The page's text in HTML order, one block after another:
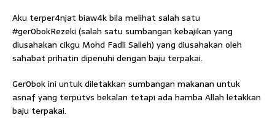
Aku terper4njat biaw4k bila melihat salah satu
#ger0bokRezeki (salah satu sumbangan kebajikan yang
diusahakan cikgu Mohd Fadli Salleh) yang diusahakan oleh
sahabat prihatin dipenuhi dengan baju terpakai.
Ger0bok ini untuk diletakkan sumbangan makanan untuk
asnaf yang terputvs bekalan tetapi ada hamba Allah letakkan
baju terpakai.